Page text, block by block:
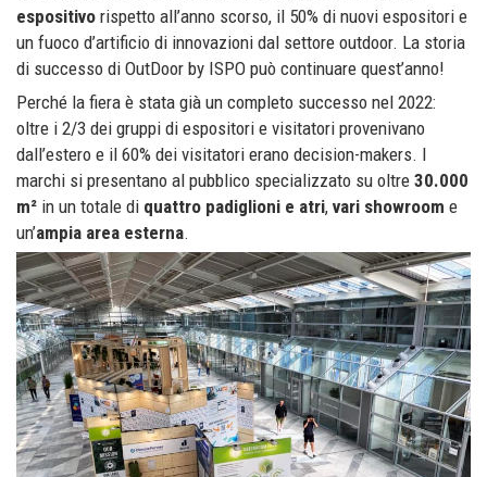
espositivo rispetto all’anno scorso, il 50% di nuovi espositori e
un fuoco d’artificio di innovazioni dal settore outdoor. La storia
di successo di OutDoor by ISPO può continuare quest’anno!
Perché la fiera è stata già un completo successo nel 2022:
oltre i 2/3 dei gruppi di espositori e visitatori provenivano
dall’estero e il 60% dei visitatori erano decision-makers. I
marchi si presentano al pubblico specializzato su oltre 30.000
m² in un totale di quattro padiglioni e atri, vari showroom e
un’ampia area esterna.